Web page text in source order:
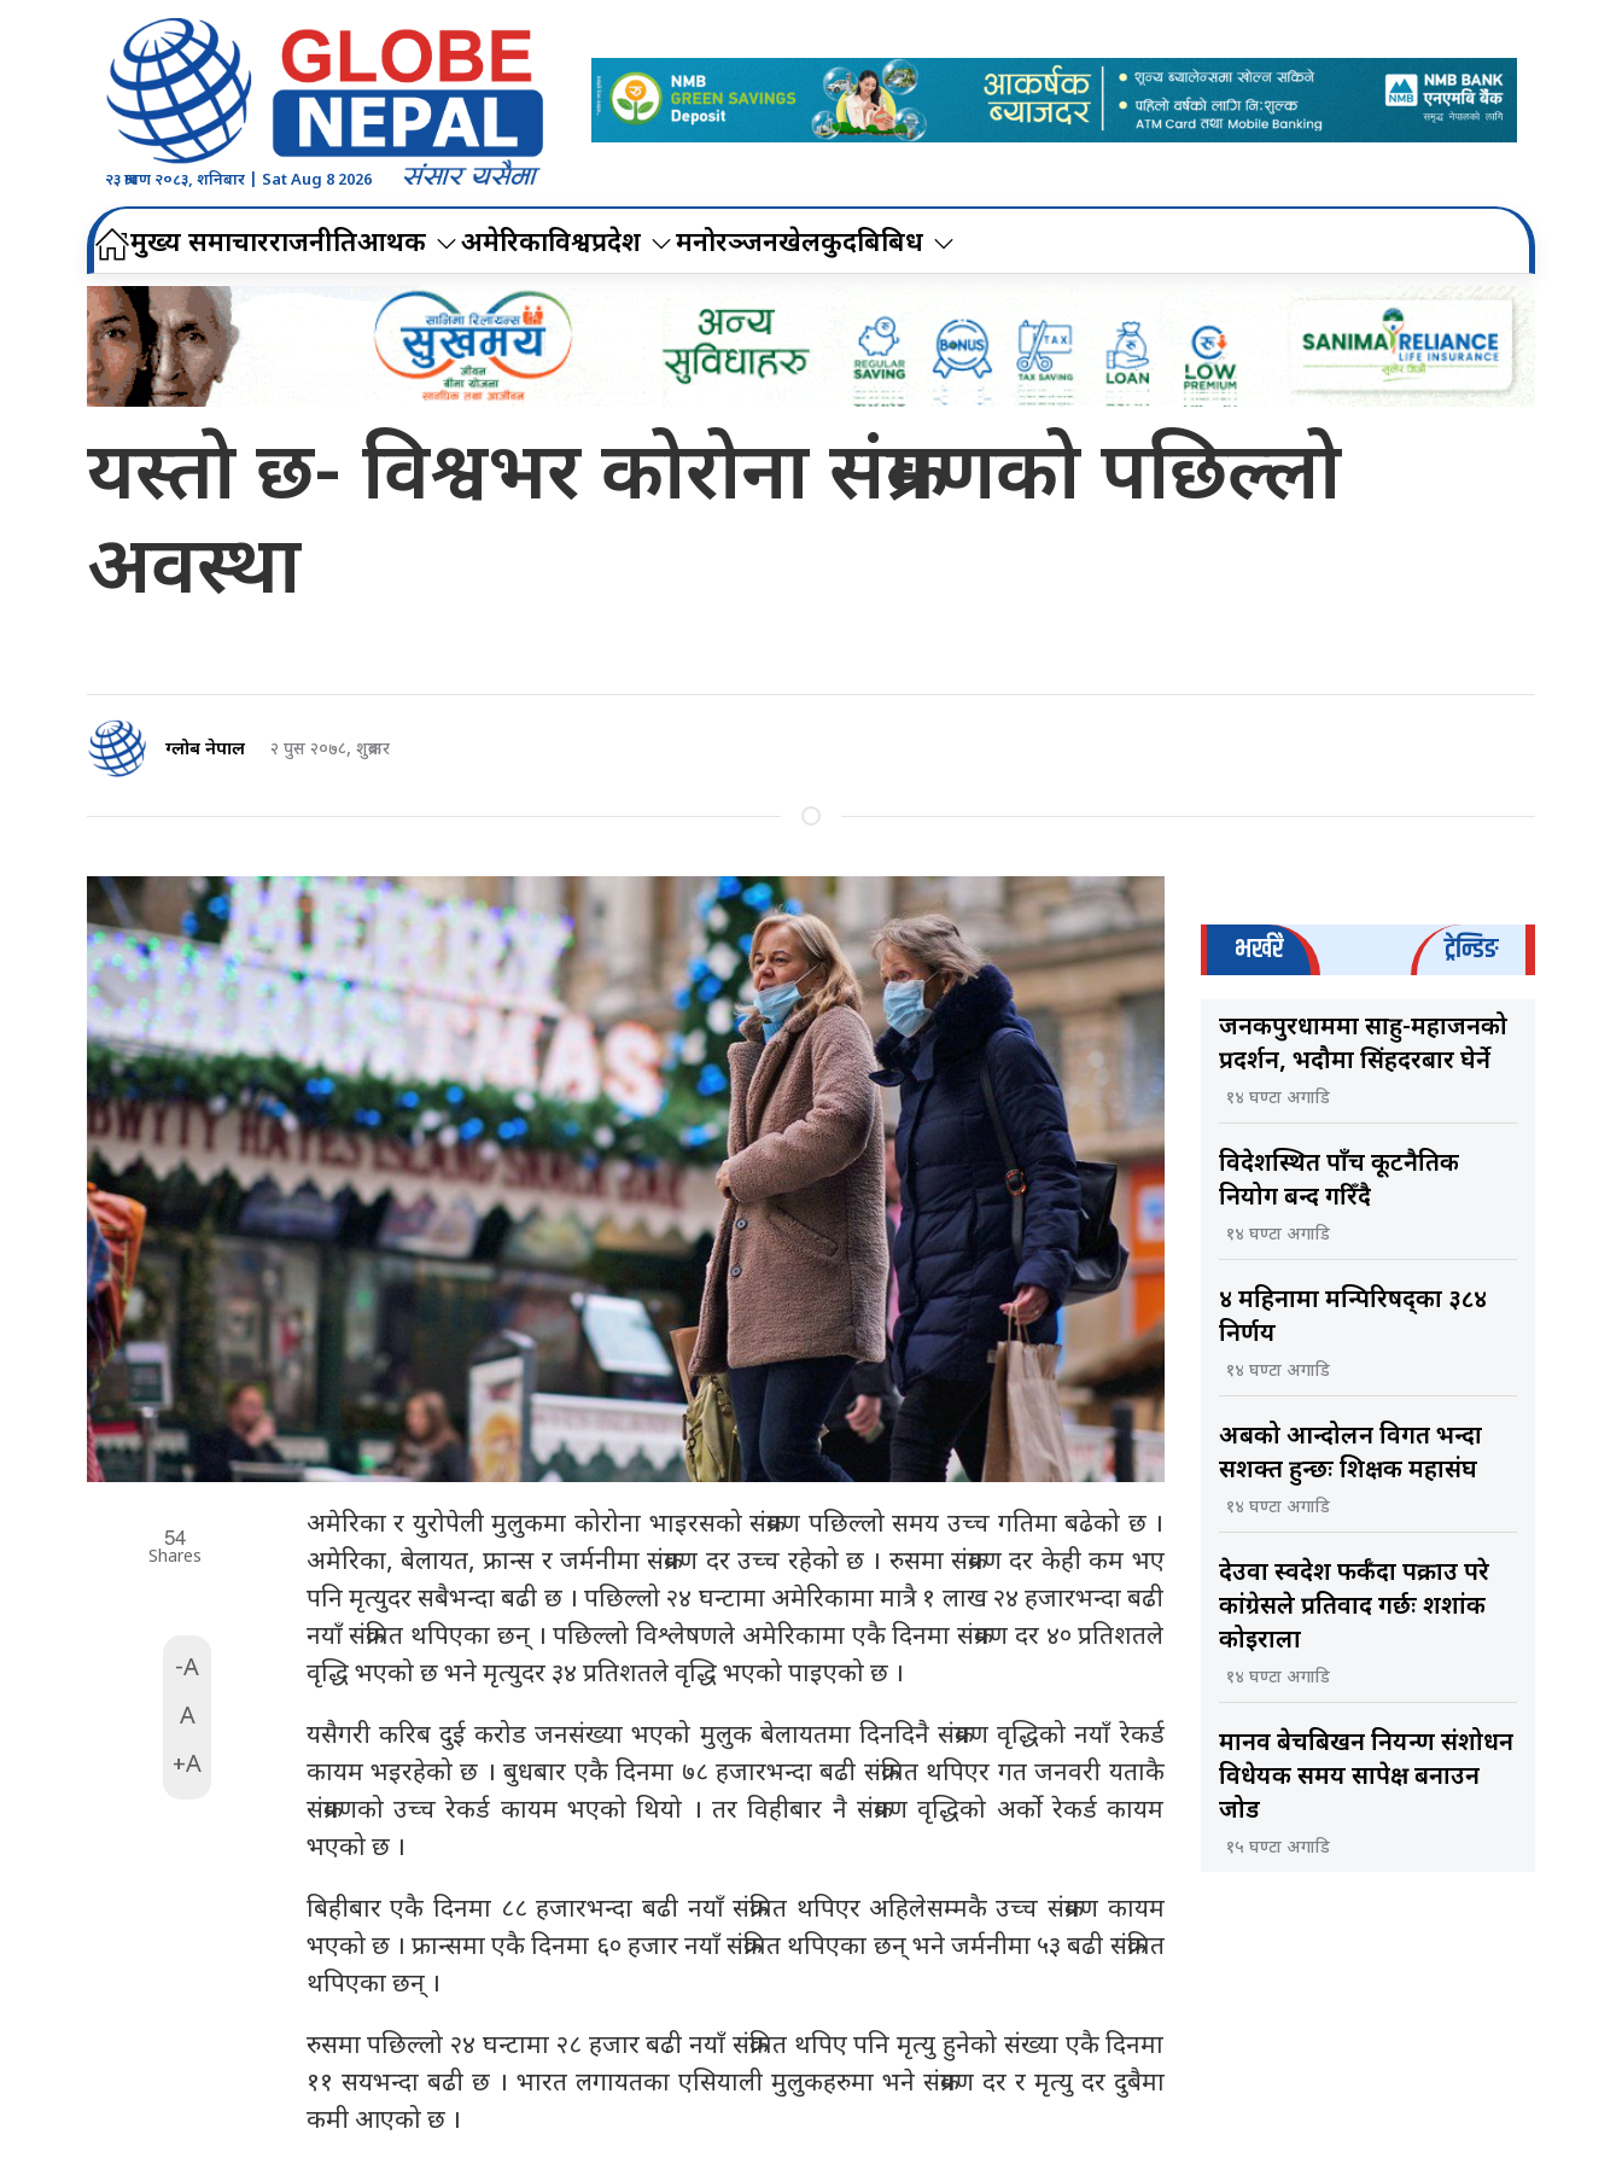
२३ श्रावण २०८३, शनिबार | Sat Aug 8 2026
मुख्य समाचारराजनीतिआर्थिक अमेरिकाविश्वप्रदेश मनोरञ्जनखेलकुदबिबिध
यस्ताे छ- विश्वभर कोरोना संक्रमणको पछिल्लो
अवस्था
ग्लोब नेपाल २ पुस २०७८, शुक्रबार
54
Shares
-A
A
+A
अमेरिका र युरोपेली मुलुकमा कोरोना भाइरसको संक्रमण पछिल्लो समय उच्च गतिमा बढेको छ ।
अमेरिका, बेलायत, फ्रान्स र जर्मनीमा संक्रमण दर उच्च रहेको छ । रुसमा संक्रमण दर केही कम भए
पनि मृत्युदर सबैभन्दा बढी छ । पछिल्लो २४ घन्टामा अमेरिकामा मात्रै १ लाख २४ हजारभन्दा बढी
नयाँ संक्रमित थपिएका छन् । पछिल्लो विश्लेषणले अमेरिकामा एकै दिनमा संक्रमण दर ४० प्रतिशतले
वृद्धि भएको छ भने मृत्युदर ३४ प्रतिशतले वृद्धि भएको पाइएको छ ।
यसैगरी करिब दुई करोड जनसंख्या भएको मुलुक बेलायतमा दिनदिनै संक्रमण वृद्धिको नयाँ रेकर्ड
कायम भइरहेको छ । बुधबार एकै दिनमा ७८ हजारभन्दा बढी संक्रमित थपिएर गत जनवरी यताकै
संक्रमणको उच्च रेकर्ड कायम भएको थियो । तर विहीबार नै संक्रमण वृद्धिको अर्को रेकर्ड कायम
भएको छ ।
बिहीबार एकै दिनमा ८८ हजारभन्दा बढी नयाँ संक्रमित थपिएर अहिलेसम्मकै उच्च संक्रमण कायम
भएको छ । फ्रान्समा एकै दिनमा ६० हजार नयाँ संक्रमित थपिएका छन् भने जर्मनीमा ५३ बढी संक्रमित
थपिएका छन् ।
रुसमा पछिल्लो २४ घन्टामा २८ हजार बढी नयाँ संक्रमित थपिए पनि मृत्यु हुनेको संख्या एकै दिनमा
११ सयभन्दा बढी छ । भारत लगायतका एसियाली मुलुकहरुमा भने संक्रमण दर र मृत्यु दर दुबैमा
कमी आएको छ ।
भर्खरै ट्रेन्डिङ
जनकपुरधाममा साहु-महाजनको
प्रदर्शन, भदौमा सिंहदरबार घेर्ने
१४ घण्टा अगाडि
विदेशस्थित पाँच कूटनैतिक
नियोग बन्द गरिँदै
१४ घण्टा अगाडि
४ महिनामा मन्त्रिपरिषद्का ३८४
निर्णय
१४ घण्टा अगाडि
अबको आन्दोलन विगत भन्दा
सशक्त हुन्छः शिक्षक महासंघ
१४ घण्टा अगाडि
देउवा स्वदेश फर्कँदा पक्राउ परे
कांग्रेसले प्रतिवाद गर्छः शशांक
कोइराला
१४ घण्टा अगाडि
मानव बेचबिखन नियन्त्रण संशोधन
विधेयक समय सापेक्ष बनाउन
जोड
१५ घण्टा अगाडि